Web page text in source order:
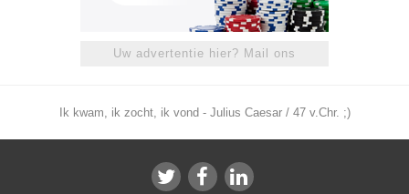
Uw advertentie hier? Mail ons
Ik kwam, ik zocht, ik vond - Julius Caesar / 47 v.Chr. ;)